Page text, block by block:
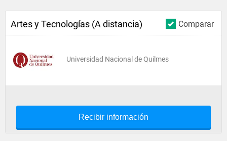
Comparar
Artes y Tecnologías (A distancia)
Universidad Nacional de Quilmes
Recibir información